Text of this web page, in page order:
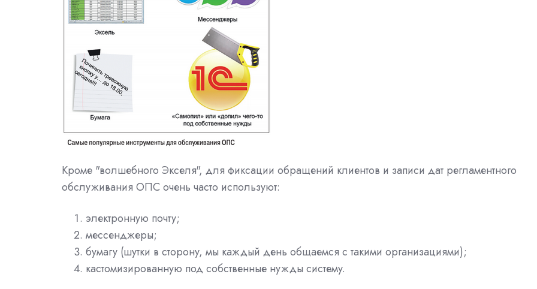
Кроме "волшебного Экселя", для фиксации обращений клиентов и записи дат регламентного
обслуживания ОПС очень часто используют:
электронную почту;
мессенджеры;
бумагу (шутки в сторону, мы каждый день общаемся с такими организациями);
кастомизированную под собственные нужды систему.